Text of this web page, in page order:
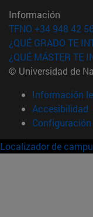
Información
TFNO +34 948 42
¿QUÉ GRADO TE
¿QUÉ MÁSTER TE
© Universidad de
Información
Accesibilidad
Localizador de